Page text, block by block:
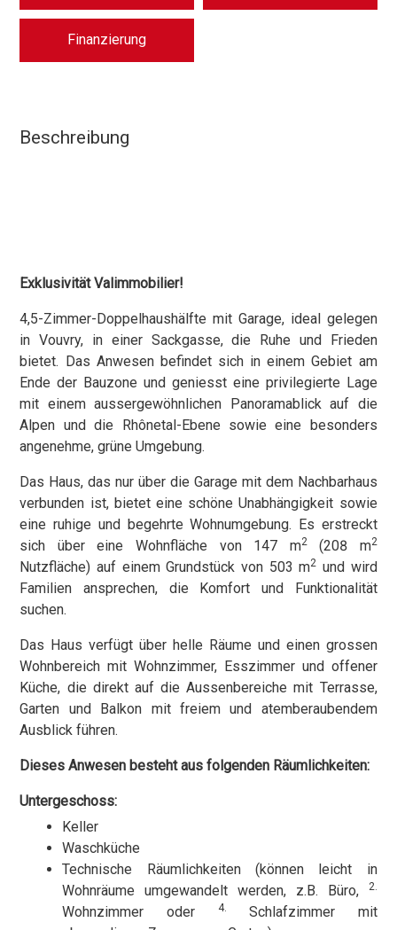
Finanzierung
Beschreibung
Exklusivität Valimmobilier!
4,5-Zimmer-Doppelhaushälfte mit Garage, ideal gelegen
in Vouvry, in einer Sackgasse, die Ruhe und Frieden
bietet. Das Anwesen befindet sich in einem Gebiet am
Ende der Bauzone und geniesst eine privilegierte Lage
mit einem aussergewöhnlichen Panoramablick auf die
Alpen und die Rhônetal-Ebene sowie eine besonders
angenehme, grüne Umgebung.
Das Haus, das nur über die Garage mit dem Nachbarhaus
verbunden ist, bietet eine schöne Unabhängigkeit sowie
eine ruhige und begehrte Wohnumgebung. Es erstreckt
sich über eine Wohnfläche von 147 m2(208 m2
Nutzfläche) auf einem Grundstück von 503 m2 und wird
Familien ansprechen, die Komfort und Funktionalität
suchen.
Das Haus verfügt über helle Räume und einen grossen
Wohnbereich mit Wohnzimmer, Esszimmer und offener
Küche, die direkt auf die Aussenbereiche mit Terrasse,
Garten und Balkon mit freiem und atemberaubendem
Ausblick führen.
Dieses Anwesen besteht aus folgenden Räumlichkeiten:
Untergeschoss:
Keller
Waschküche
Technische Räumlichkeiten (können leicht in
Wohnräume umgewandelt werden, z.B. Büro,
2.
Wohnzimmer oder 4.
Schlafzimmer mit